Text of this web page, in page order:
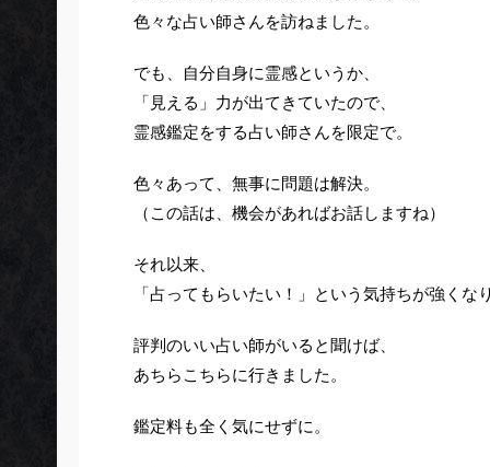
色々な占い師さんを訪ねました。
でも、自分自身に霊感というか、
「見える」力が出てきていたので、
霊感鑑定をする占い師さんを限定で。
色々あって、無事に問題は解決。
（この話は、機会があればお話しますね）
それ以来、
「占ってもらいたい！」という気持ちが強くな
評判のいい占い師がいると聞けば、
あちらこちらに行きました。
鑑定料も全く気にせずに。